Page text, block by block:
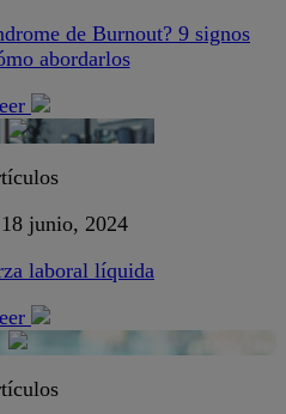
de Burnout? 9 signos
abordarlos
18 junio, 2024
laboral líquida